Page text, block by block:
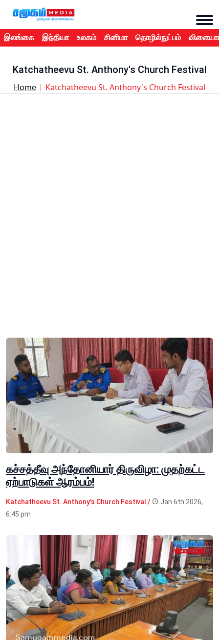
இலங்கை இந்தியா உலகம் சினிமா தொழில்நுட்பம்
Katchatheevu St. Anthony's Church Festival
Home Katchatheevu St. Anthony's Church Festival
கச்சத்தீவு அந்தோனியார் திருவிழா: முதற்கட்ட
ஏற்பாடுகள் ஆரம்பம்!
Katchatheevu St. Anthony's Church Festival /
Jan 6th 2026,
6:45 pm